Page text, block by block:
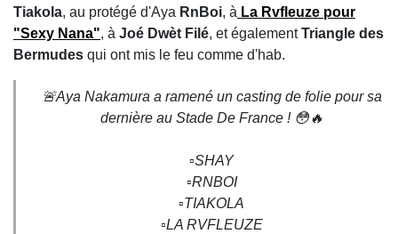
Tiakola, au protégé d'Aya RnBoi, à La Rvfleuze pour
"Sexy Nana", à Joé Dwèt Filé, et égalementTriangle des
Bermudes qui ont mis le feu comme d'hab.
🚨Aya Nakamura a ramené un casting de folie pour sa
dernière au Stade De France ! 😳🔥
▫️SHAY
▫️RNBOI
▫️TIAKOLA
▫️LA RVFLEUZE